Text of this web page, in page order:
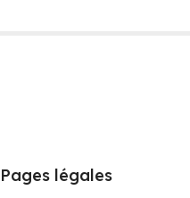
Pages légales